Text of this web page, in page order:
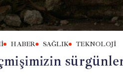
HABER SAĞLIK TEKNOLOJI